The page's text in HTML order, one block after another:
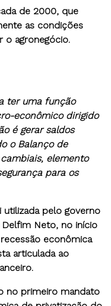
de 2000, que
as condições
o agronegócio.
ter uma função
econômico dirigido
é gerar saldos
o Balanço de
elemento
para os
utilizada pelo governo
Neto, no início
econômica
articulada ao
no primeiro mandato